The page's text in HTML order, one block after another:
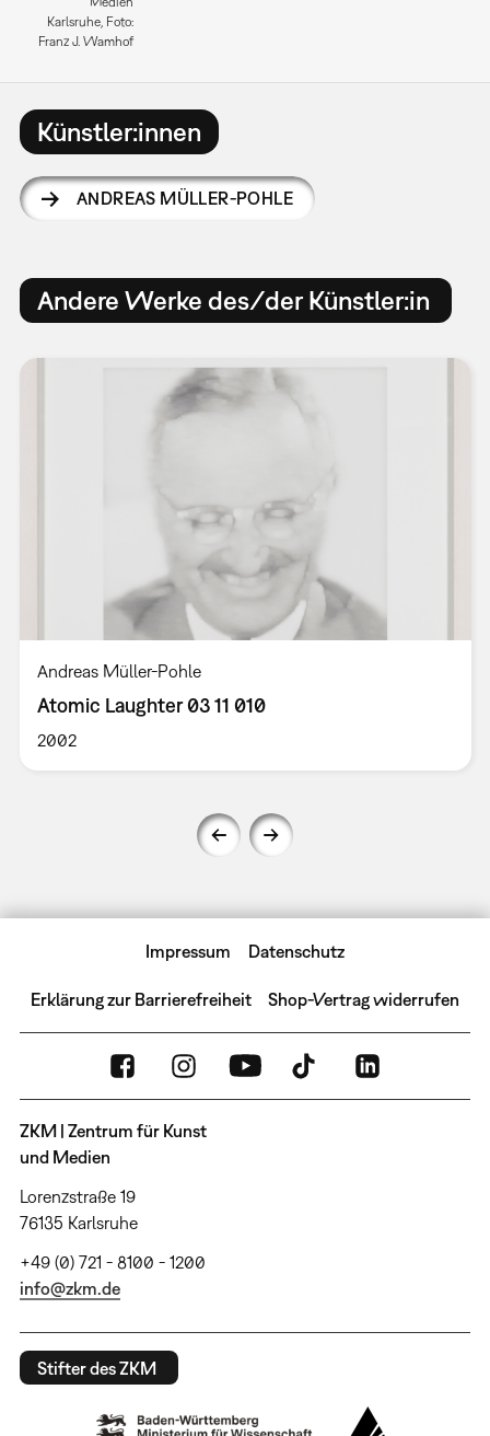
Karlsruhe, Foto:
Franz J. Wamhof
Künstler:innen
ANDREAS MÜLLER-POHLE
Andere Werke des/der Künstler:in
Andreas Müller-Pohle
Atomic Laughter 03 11 010
2002
Impressum Datenschutz
Erklärung zur Barrierefreiheit Shop-Vertrag widerrufen
ZKM | Zentrum für Kunst
und Medien
Lorenzstraße 19
76135 Karlsruhe
+49 (0) 721 - 8100 - 1200
info@zkm.de
Stifter des ZKM